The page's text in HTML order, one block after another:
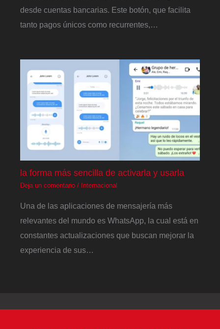
desde cuentas bancarias. Este botón, que facilita
tanto pagos únicos como recurrentes,…
la forma más sencilla de activarla y usarla
Deja un comentario / Internacional
Una de las aplicaciones de mensajería más
relevantes del mundo es WhatsApp, la cual está en
constantes actualizaciones que buscan mejorar la
experiencia de sus…